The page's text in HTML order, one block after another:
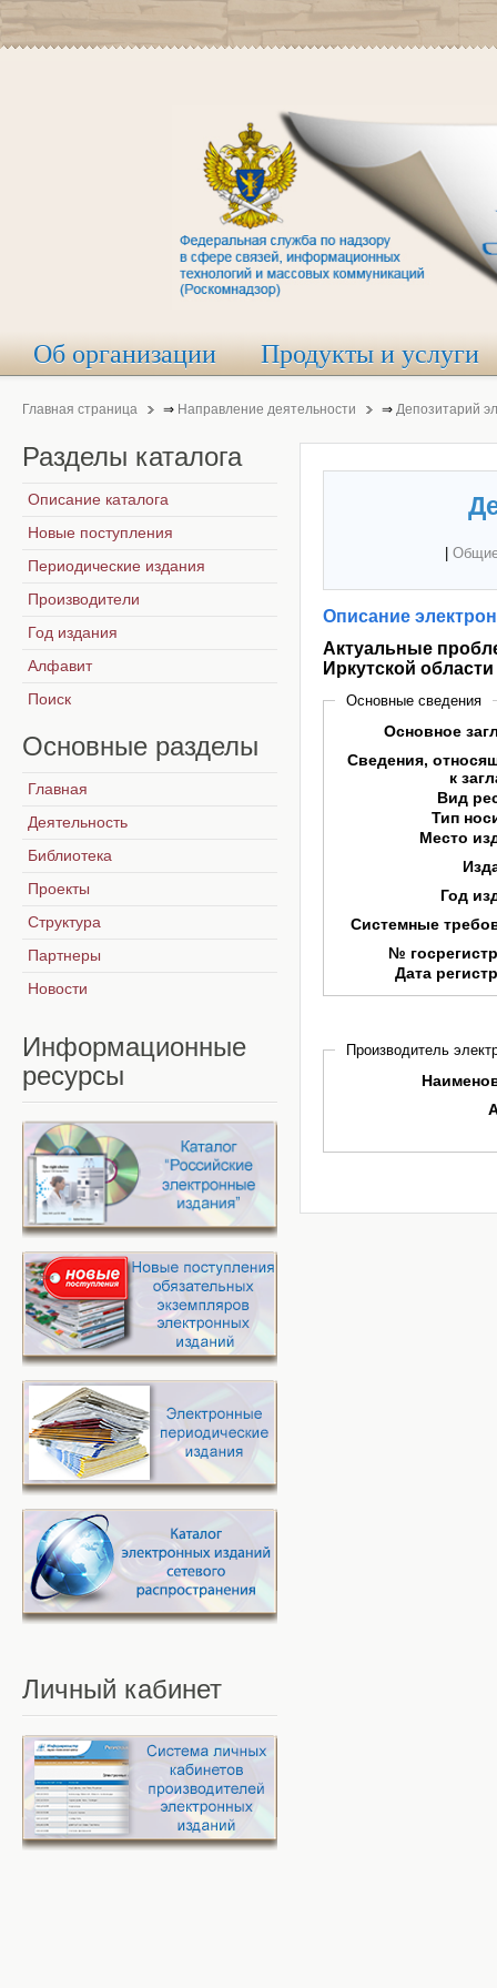
Об организации Продукты и услуги
Главная страница ⇒ Направление деятельности ⇒ Депозитарий
Описание
Актуальные
Иркутской области
Основные сведения
Основное
Сведения,
к
Вид
Тип
Место
Год
Системные
№
Дата
Производитель
Разделы каталога
Описание каталога
Новые поступления
Периодические издания
Производители
Год издания
Алфавит
Поиск
Основные разделы
Главная
Деятельность
Библиотека
Проекты
Структура
Партнеры
Новости
Информационные
ресурсы
Личный кабинет